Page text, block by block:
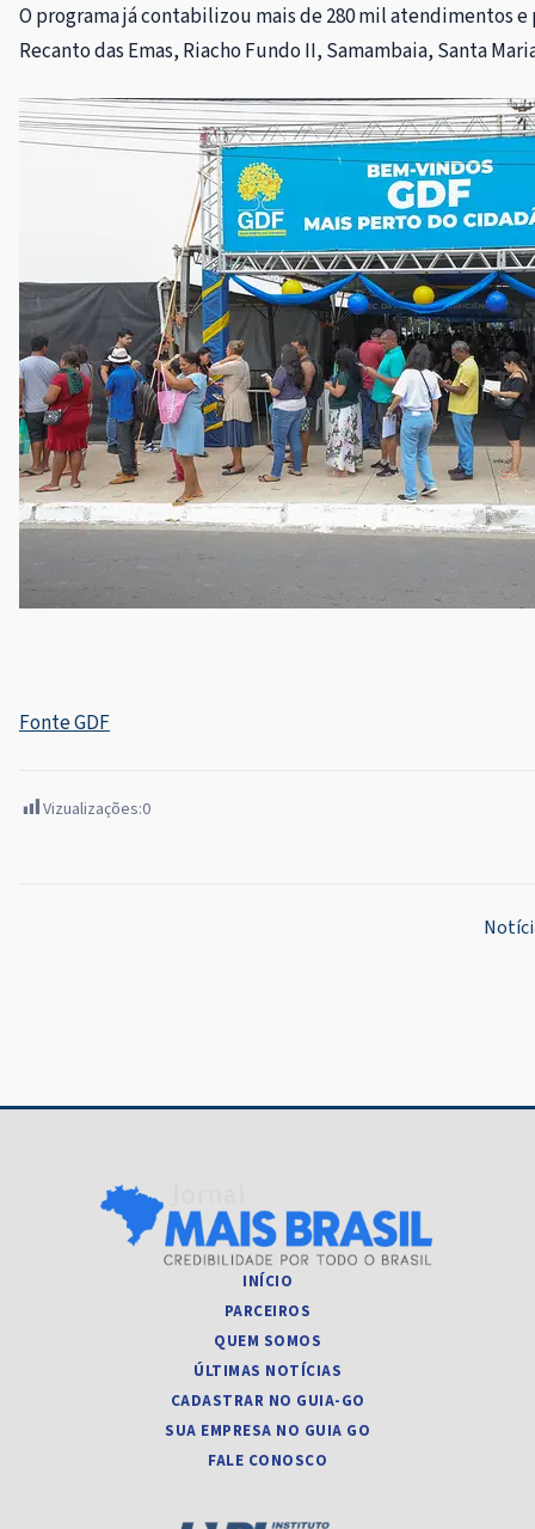
O programa já contabilizou mais de 280 mil atendimentos
Recanto das Emas, Riacho Fundo II, Samambaia, Santa
Fonte GDF
Vizualizações:0
INÍCIO
PARCEIROS
QUEM SOMOS
ÚLTIMAS NOTÍCIAS
CADASTRAR NO GUIA-GO
SUA EMPRESA NO GUIA GO
FALE CONOSCO